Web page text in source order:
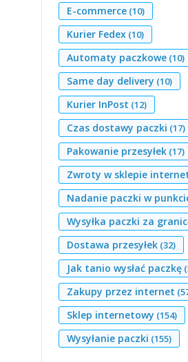
E-commerce (10)
Kurier Fedex (10)
Automaty paczkowe (10)
Same day delivery (10)
Kurier InPost (12)
Czas dostawy paczki (17)
Pakowanie przesyłek (17)
Zwroty w sklepie
Nadanie paczki w
Wysyłka paczki za
Dostawa przesyłek (32)
Jak tanio wysłać paczkę
Zakupy przez internet
Sklep internetowy (154)
Wysyłanie paczki (155)